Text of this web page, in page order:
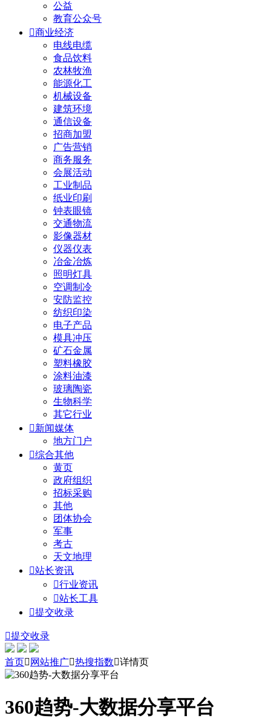
公益
教育公众号
商业经济
电线电缆
食品饮料
农林牧渔
能源化工
机械设备
建筑环境
通信设备
招商加盟
广告营销
商务服务
会展活动
工业制品
纸业印刷
钟表眼镜
交通物流
影像器材
仪器仪表
冶金冶炼
照明灯具
空调制冷
安防监控
纺织印染
电子产品
模具冲压
矿石金属
塑料橡胶
涂料油漆
玻璃陶瓷
生物科学
其它行业
新闻媒体
地方门户
综合其他
黄页
政府组织
招标采购
其他
团体协会
军事
考古
天文地理
站长资讯
行业资讯
站长工具
提交收录
提交收录
首页 网站推广热搜指数详情页
360趋势-大数据分享平台